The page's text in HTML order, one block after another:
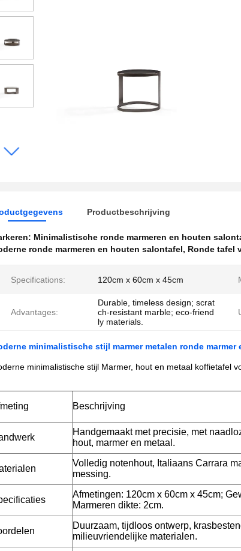
Productbeschrijving
Minimalistische ronde marmeren en houten
ronde marmeren en houten salontafel, Ronde tafel
Specifications: 120cm x 60cm x 45cm
Advantages:
Durable, timeless design; scrat
ch-resistant marble; eco-friend
ly materials.
minimalistische stijl marmer metalen ronde
minimalistische stijl Marmer, hout en metaal koffietafel
Beschrijving
Handgemaakt met precisie, met
hout, marmer en metaal.
Volledig notenhout, Italiaans Carrara
messing.
Afmetingen: 120cm x 60cm x 45cm;
Marmeren dikte: 2cm.
Duurzaam, tijdloos ontwerp,
milieuvriendelijke materialen.